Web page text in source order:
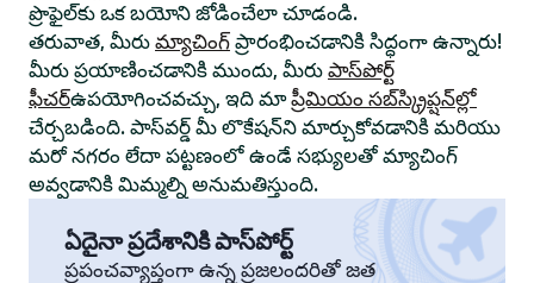
ప్రొఫైల్‌కు ఒక బయోని జోడించేలా చూడండి.
తరువాత, మీరు మ్యాచింగ్ ప్రారంభించడానికి సిద్ధంగా ఉన్నారు!
మీరు ప్రయాణించడానికి ముందు, మీరు పాస్‌పోర్ట్
ఫీచర్ఉపయోగించవచ్చు, ఇది మాప్రీమియం సబ్‌స్క్రిప్షన్‌ల్లో
చేర్చబడింది. పాస్‌వర్డ్ మీ లొకేషన్‌ని మార్చుకోవడానికి మరియు
మరో నగరం లేదా పట్టణంలో ఉండే సభ్యులతో మ్యాచింగ్
అవ్వడానికి మిమ్మల్ని అనుమతిస్తుంది.
ఏదైనా ప్రదేశానికి పాస్‌పోర్ట్
ప్రపంచవ్యాప్తంగా ఉన్న ప్రజలందరితో జత